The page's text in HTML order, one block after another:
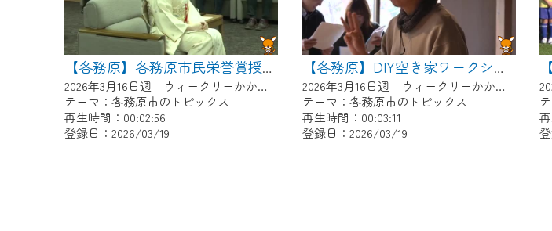
【各務原】各務原市民栄誉賞授与式
2026年3月16日週 ウィークリーかかみがはらにて放送
テーマ：各務原市のトピックス
再生時間：00:02:56
登録日：2026/03/19
【各務原】DIY空き家ワークショップ
2026年3月16日週 ウィークリーかかみがはらにて放送
テーマ：各務原市のトピックス
再生時間：00:03:11
登録日：2026/03/19